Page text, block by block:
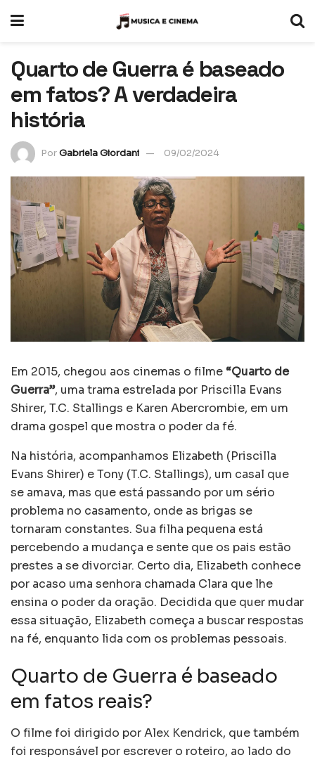
Quarto de Guerra é baseado
em fatos? A verdadeira
história
PorGabriela Giordani 09/02/2024
Em 2015, chegou aos cinemas o filme “Quarto de
Guerra”, uma trama estrelada por Priscilla Evans
Shirer, T.C. Stallings e Karen Abercrombie, em um
drama gospel que mostra o poder da fé.
Na história, acompanhamos Elizabeth (Priscilla
Evans Shirer) e Tony (T.C. Stallings), um casal que
se amava, mas que está passando por um sério
problema no casamento, onde as brigas se
tornaram constantes. Sua filha pequena está
percebendo a mudança e sente que os pais estão
prestes a se divorciar. Certo dia, Elizabeth conhece
por acaso uma senhora chamada Clara que lhe
ensina o poder da oração. Decidida que quer mudar
essa situação, Elizabeth começa a buscar respostas
na fé, enquanto lida com os problemas pessoais.
Quarto de Guerra é baseado
em fatos reais?
O filme foi dirigido por Alex Kendrick, que também
foi responsável por escrever o roteiro, ao lado do